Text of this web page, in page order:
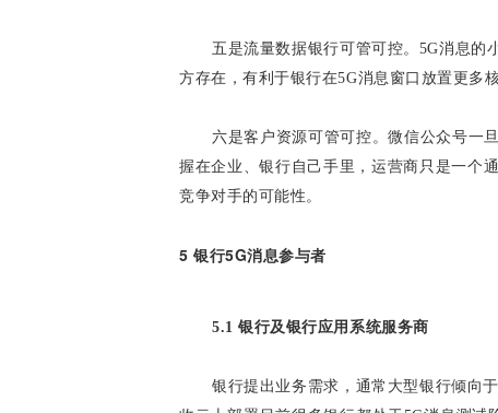
五是流量数据银行可管可控。5G消息的
方存在，有利于银行在5G消息窗口放置更多核
六是客户资源可管可控。微信公众号一
握在企业、银行自己手里，运营商只是一个
竞争对手的可能性。
5 银行5G消息参与者
5.1 银行及银行应用系统服务商
银行提出业务需求，通常大型银行倾向